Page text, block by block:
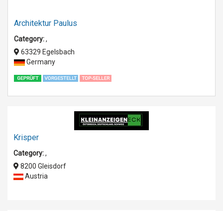
Architektur Paulus
Category:,
63329 Egelsbach
Germany
Krisper
Category:,
8200 Gleisdorf
Austria